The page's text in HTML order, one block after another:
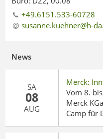
+49.6151.533-60728
susanne.kuehner@h-da.
News
SA
08
AUG
Merck:
Vom 8.
Merck
Camp für
Details